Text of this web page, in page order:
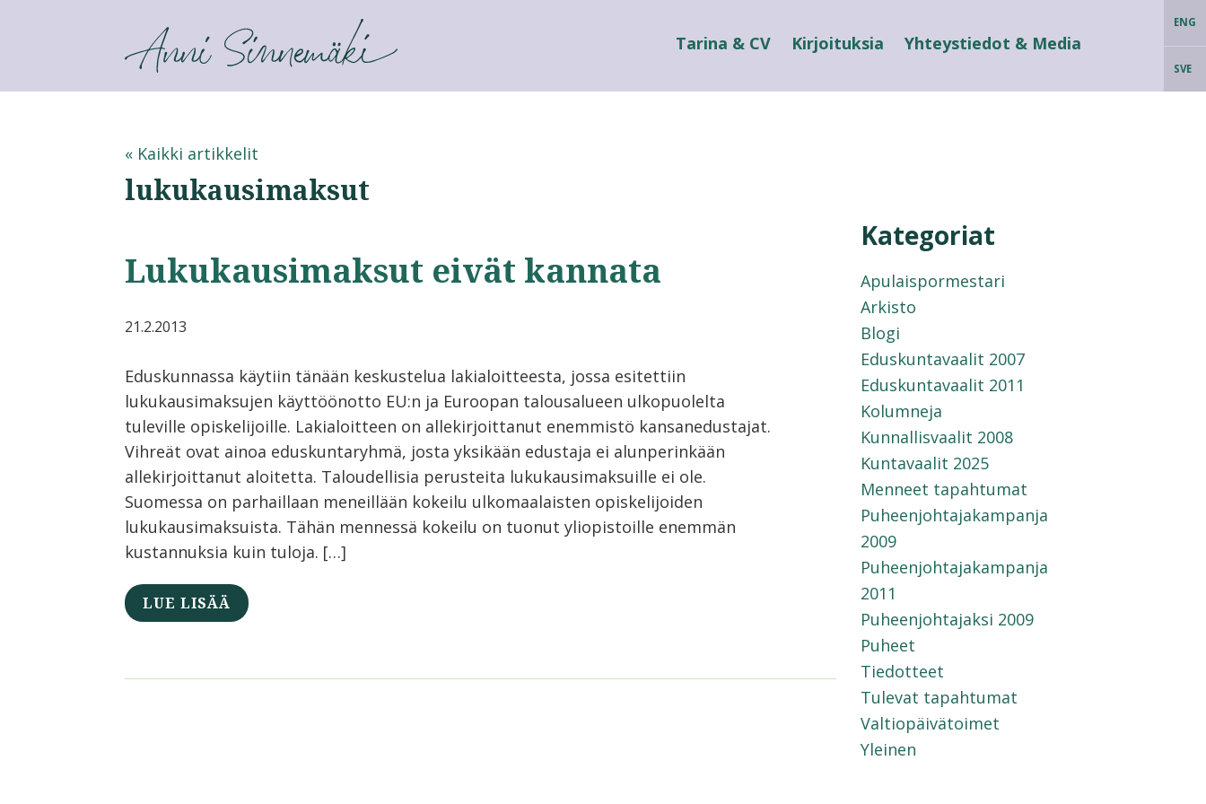
ANNI SINNEMÄKI ENG
SVE
Tarina & CV Kirjoituksia Yhteystiedot & Media
« Kaikki artikkelit
lukukausimaksut
Lukukausimaksut eivät kannata
21.2.2013
Eduskunnassa käytiin tänään keskustelua lakialoitteesta, jossa esitettiin
lukukausimaksujen käyttöönotto EU:n ja Euroopan talousalueen ulkopuolelta
tuleville opiskelijoille. Lakialoitteen on allekirjoittanut enemmistö kansanedustajat.
Vihreät ovat ainoa eduskuntaryhmä, josta yksikään edustaja ei alunperinkään
allekirjoittanut aloitetta. Taloudellisia perusteita lukukausimaksuille ei ole.
Suomessa on parhaillaan meneillään kokeilu ulkomaalaisten opiskelijoiden
lukukausimaksuista. Tähän mennessä kokeilu on tuonut yliopistoille enemmän
kustannuksia kuin tuloja. […]
LUE LISÄÄ
Kategoriat
Apulaispormestari
Arkisto
Blogi
Eduskuntavaalit 2007
Eduskuntavaalit 2011
Kolumneja
Kunnallisvaalit 2008
Kuntavaalit 2025
Menneet tapahtumat
Puheenjohtajakampanja
2009
Puheenjohtajakampanja
2011
Puheenjohtajaksi 2009
Puheet
Tiedotteet
Tulevat tapahtumat
Valtiopäivätoimet
Yleinen